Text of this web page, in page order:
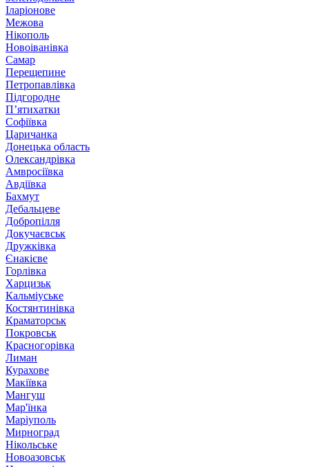
Іларіонове
Межова
Нікополь
Новоіванівка
Самар
Перещепине
Петропавлівка
Підгородне
П’ятихатки
Софіївка
Царичанка
Донецька область
Олександрівка
Амвросіївка
Авдіївка
Бахмут
Дебальцеве
Добропілля
Докучаєвськ
Дружківка
Єнакієве
Горлівка
Харцизьк
Кальміуське
Костянтинівка
Краматорськ
Покровськ
Красногорівка
Лиман
Курахове
Макіївка
Мангуш
Мар'їнка
Маріуполь
Мирноград
Нікольське
Новоазовськ